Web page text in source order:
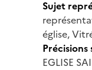
Sujet
église,
EGLISE